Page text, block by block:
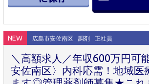
NEW 広島市安佐南区 調剤 正社員
＼高額求人／年収600万円可
安佐南区〉内科応需！地域医